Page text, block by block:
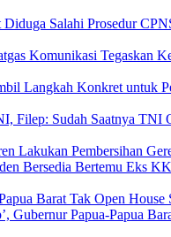
Diduga Salahi Prosedur
Komunikasi Tegaskan
Langkah Konkret untuk
Filep: Sudah Saatnya TNI
Lakukan Pembersihan
Bersedia Bertemu Eks
Barat Tak Open House
Gubernur Papua-Papua